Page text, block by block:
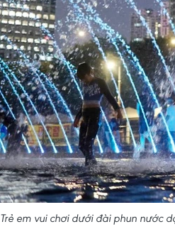
Trẻ em vui chơi dưới đài phun nước